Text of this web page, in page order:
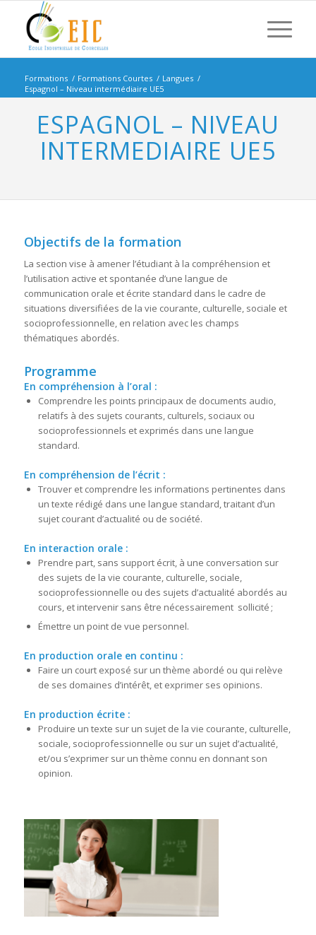
Formations / Formations Courtes / Langues /
Espagnol – Niveau intermédiaire UE5
ESPAGNOL – NIVEAU
INTERMEDIAIRE UE5
Objectifs de la formation
La section vise à amener l’étudiant à la compréhension et
l’utilisation active et spontanée d’une langue de
communication orale et écrite standard dans le cadre de
situations diversifiées de la vie courante, culturelle, sociale et
socioprofessionnelle, en relation avec les champs
thématiques abordés.
Programme
En compréhension à l’oral :
Comprendre les points principaux de documents audio,
relatifs à des sujets courants, culturels, sociaux ou
socioprofessionnels et exprimés dans une langue
standard.
En compréhension de l’écrit :
Trouver et comprendre les informations pertinentes dans
un texte rédigé dans une langue standard, traitant d’un
sujet courant d’actualité ou de société.
En interaction orale :
Prendre part, sans support écrit, à une conversation sur
des sujets de la vie courante, culturelle, sociale,
socioprofessionnelle ou des sujets d’actualité abordés au
cours, et intervenir sans être nécessairement sollicité ;
Émettre un point de vue personnel.
En production orale en continu :
Faire un court exposé sur un thème abordé ou qui relève
de ses domaines d’intérêt, et exprimer ses opinions.
En production écrite :
Produire un texte sur un sujet de la vie courante, culturelle,
sociale, socioprofessionnelle ou sur un sujet d’actualité,
et/ou s’exprimer sur un thème connu en donnant son
opinion.